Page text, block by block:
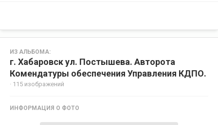
ИЗ АЛЬБОМА:
г. Хабаровск ул. Постышева. Авторота
Комендатуры обеспечения Управления КДПО.
· 115 изображений
ИНФОРМАЦИЯ О ФОТО